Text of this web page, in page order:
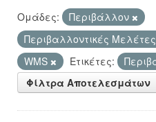
Ομάδες:
Περιβάλλον
Περιβαλλοντικές Μελέτες
WMS
Ετικέτες:
Φίλτρα Αποτελεσμάτων